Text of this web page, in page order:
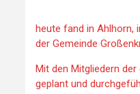
heute fand in Ahlhorn,
der Gemeinde
Mit den Mitgliedern
geplant und